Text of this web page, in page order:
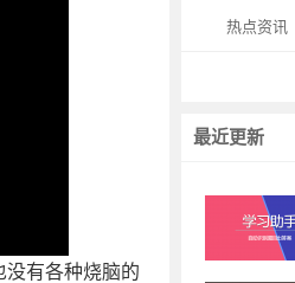
热点资讯
最近更新
没有各种烧脑的